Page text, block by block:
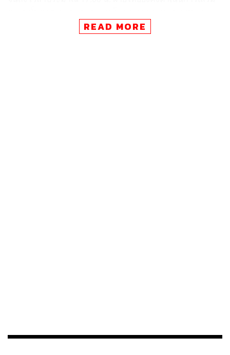
เพิ่มเติมและใช้ยางรถยนต์ประกอบ รวมถึงควบคุมการ
ประท้วงโดยใช้แก๊สน้ำตา กระสุนยาง และเครื่อง LRAD
READ MORE